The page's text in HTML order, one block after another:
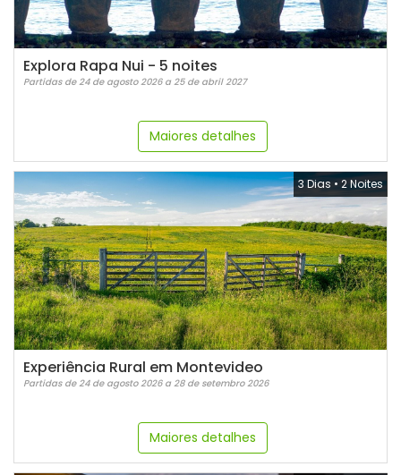
Explora Rapa Nui - 5 noites
Partidas de 24 de agosto 2026 a 25 de abril 2027
Maiores detalhes
3 Dias • 2 Noites
Experiência Rural em Montevideo
Partidas de 24 de agosto 2026 a 28 de setembro 2026
Maiores detalhes